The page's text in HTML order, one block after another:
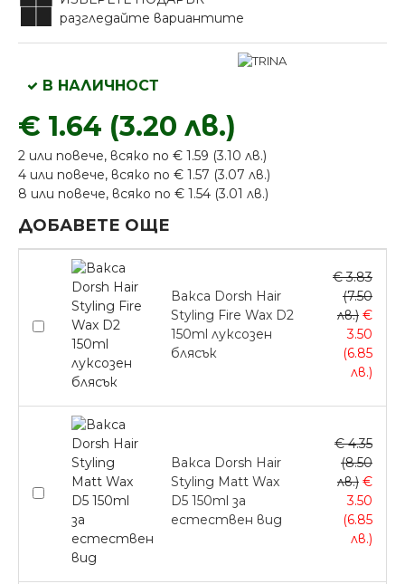
разгледайте вариантите
€ 1.64 (3.20 лв.)
2 или повече, всяко по € 1.59 (3.10 лв.)
4 или повече, всяко по € 1.57 (3.07 лв.)
8 или повече, всяко по € 1.54 (3.01 лв.)
В НАЛИЧНОСТ
ДОБАВЕТЕ ОЩЕ
Вакса Dorsh Hair
Styling Fire Wax D2
150ml луксозен
блясък
€ 3.83
(7.50
лв.) €
3.50
(6.85
лв.)
Вакса Dorsh Hair
Styling Matt Wax
D5 150ml за
естествен вид
€ 4.35
(8.50
лв.) €
3.50
(6.85
лв.)